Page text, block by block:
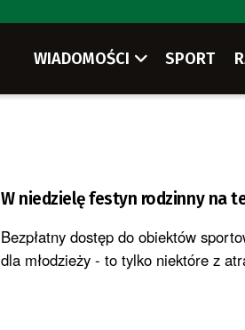
WIADOMOŚCI SPORT
W niedzielę festyn rodzinny na
Bezpłatny dostęp do obiektów
dla młodzieży - to tylko niektóre z